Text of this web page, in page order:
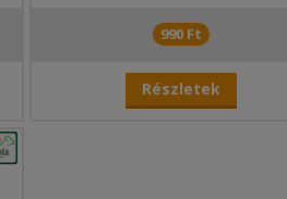
990 Ft
Részletek